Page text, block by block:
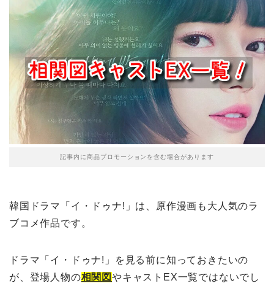
記事内に商品プロモーションを含む場合があります
韓国ドラマ「イ・ドゥナ!」は、原作漫画も大人気のラ
ブコメ作品です。
ドラマ「イ・ドゥナ!」を見る前に知っておきたいの
が、登場人物の相関図やキャストEX一覧ではないでし